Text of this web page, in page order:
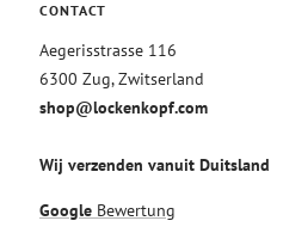
CONTACT
Aegerisstrasse 116
6300 Zug, Zwitserland
shop@lockenkopf.com
Wij verzenden vanuit Duitsland
Google Bewertung